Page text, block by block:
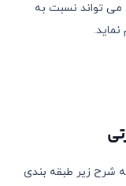
می تواند نسبت به
شرح زیر طبقه بندی